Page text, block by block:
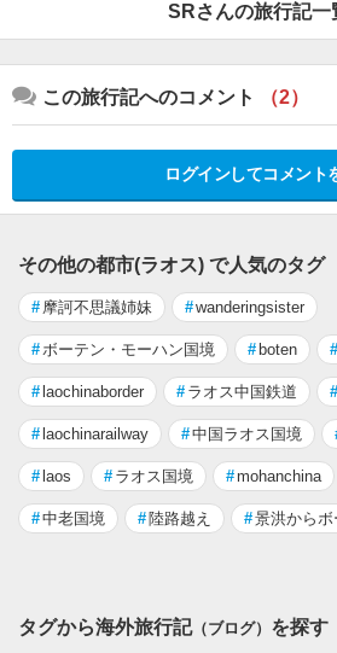
SRさんの旅行記一
この旅行記へのコメント （2）
ログインしてコメント
その他の都市(ラオス) で人気のタグ
# 摩訶不思議姉妹 #wanderingsister
#ボーテン・モーハン国境 # boten #
# laochinaborder # ラオス中国鉄道 #
# laochinarailway #中国ラオス国境
# laos # ラオス国境 #mohanchina
#中老国境 # 陸路越え #景洪からボ
タグから海外旅行記（ブログ） を探す